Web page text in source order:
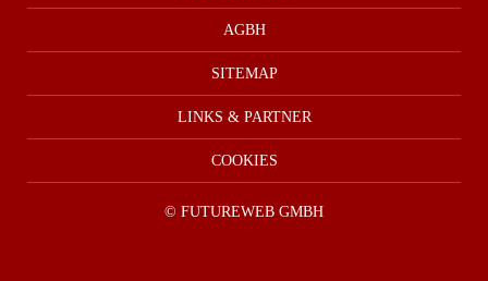
AGBH
SITEMAP
LINKS & PARTNER
COOKIES
© FUTUREWEB GMBH